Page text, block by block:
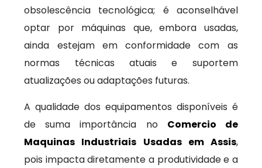
obsolescência tecnológica; é aconselhável
optar por máquinas que, embora usadas,
ainda estejam em conformidade com as
normas técnicas atuais e suportem
atualizações ou adaptações futuras.
A qualidade dos equipamentos disponíveis é
de suma importância no Comercio de
Maquinas Industriais Usadas em Assis,
pois impacta diretamente a produtividade e a